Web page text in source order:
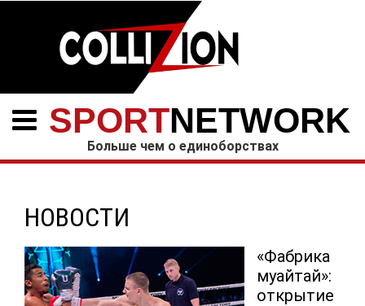
SPORTNETWORK
Больше чем о единоборствах
НОВОСТИ
«Фабрика
муайтай»:
открытие